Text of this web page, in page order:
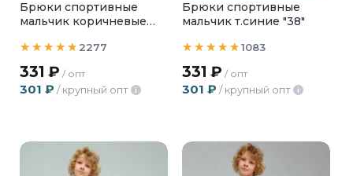
Брюки спортивные
мальчик коричневые
2277
331 ₽ / опт
301 ₽ / крупный опт i
Брюки спортивные
мальчик т.синие "38"
1083
331 ₽ / опт
301 ₽ / крупный опт i